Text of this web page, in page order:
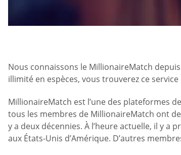
Nous connaissons le MillionaireMatch
illimité en espèces, vous trouverez ce
MillionaireMatch est l’une des plateformes
tous les membres de MillionaireMatch ont
y a deux décennies. À l’heure actuelle, il y
aux États-Unis d’Amérique. D’autres